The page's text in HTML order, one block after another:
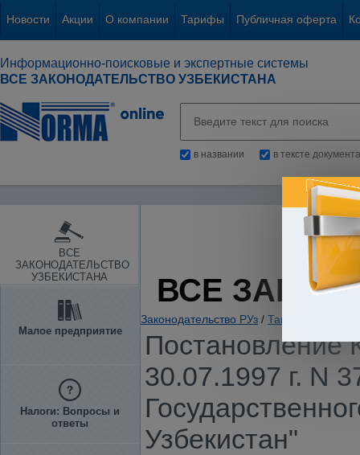
Новости Акции О компании Тарифы Публичная оферта
Информационно-поисковые и экспертные системы
ВСЕ ЗАКОНОДАТЕЛЬСТВО УЗБЕКИСТАНА
в названии в тексте документа
ВСЕ
ЗАКОНОДАТЕЛЬСТВО
УЗБЕКИСТАНА
Малое предприятие
Налоги: Вопросы и
ответы
ВСЕ
Законодательство РУз / Таможенное
Постановление
30.07.1997 г. N
Узбекистан"